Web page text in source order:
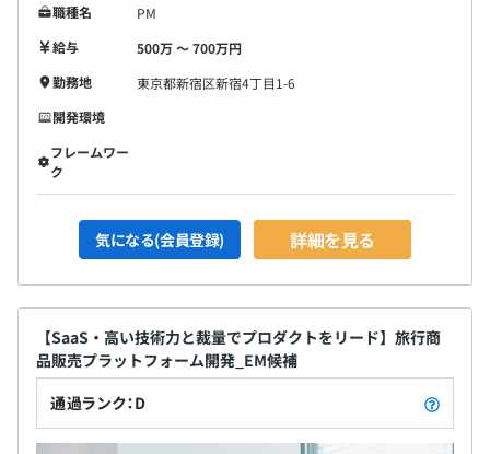
職種名
PM
給与
500万 〜 700万円
勤務地
東京都新宿区新宿4丁目1-6
開発環境
フレームワー
ク
気になる(会員登録) 詳細を見る
【SaaS・高い技術力と裁量でプロダクトをリード】旅行商
品販売プラットフォーム開発_EM候補
通過ランク：D